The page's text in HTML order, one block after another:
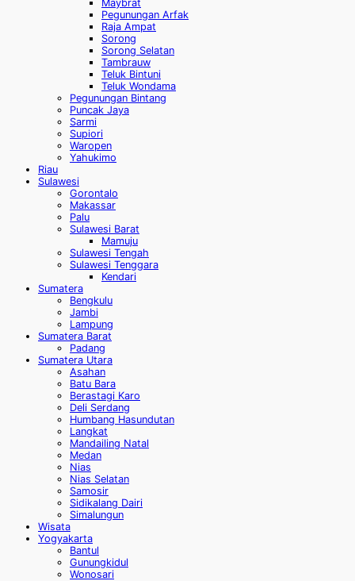
Maybrat
Pegunungan Arfak
Raja Ampat
Sorong
Sorong Selatan
Tambrauw
Teluk Bintuni
Teluk Wondama
Pegunungan Bintang
Puncak Jaya
Sarmi
Supiori
Waropen
Yahukimo
Riau
Sulawesi
Gorontalo
Makassar
Palu
Sulawesi Barat
Mamuju
Sulawesi Tengah
Sulawesi Tenggara
Kendari
Sumatera
Bengkulu
Jambi
Lampung
Sumatera Barat
Padang
Sumatera Utara
Asahan
Batu Bara
Berastagi Karo
Deli Serdang
Humbang Hasundutan
Langkat
Mandailing Natal
Medan
Nias
Nias Selatan
Samosir
Sidikalang Dairi
Simalungun
Wisata
Yogyakarta
Bantul
Gunungkidul
Wonosari